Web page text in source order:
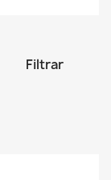
Filtrar